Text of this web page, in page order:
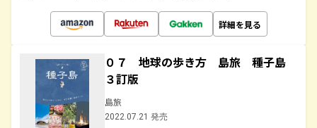
詳細を見る
０７ 地球の歩き方 島旅 種子島
３訂版
島旅
2022.07.21 発売